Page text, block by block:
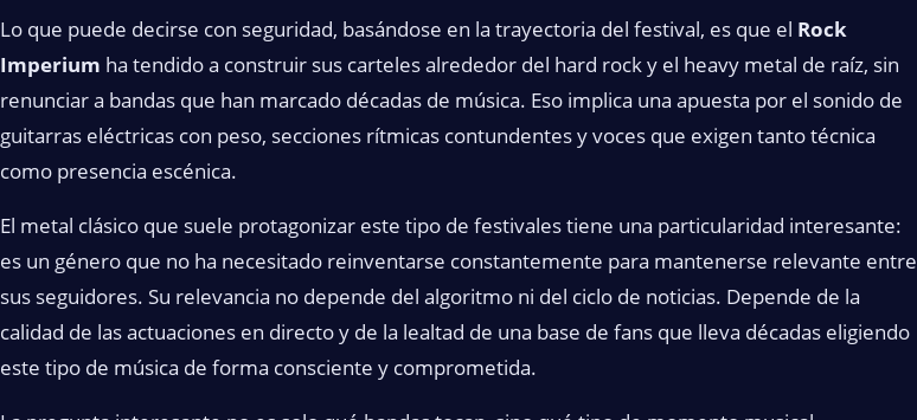
Lo que puede decirse con seguridad, basándose en la trayectoria del festival, es que el Rock
Imperium ha tendido a construir sus carteles alrededor del hard rock y el heavy metal de raíz, sin
renunciar a bandas que han marcado décadas de música. Eso implica una apuesta por el sonido de
guitarras eléctricas con peso, secciones rítmicas contundentes y voces que exigen tanto técnica
como presencia escénica.
El metal clásico que suele protagonizar este tipo de festivales tiene una particularidad interesante:
es un género que no ha necesitado reinventarse constantemente para mantenerse relevante entre
sus seguidores. Su relevancia no depende del algoritmo ni del ciclo de noticias. Depende de la
calidad de las actuaciones en directo y de la lealtad de una base de fans que lleva décadas eligiendo
este tipo de música de forma consciente y comprometida.